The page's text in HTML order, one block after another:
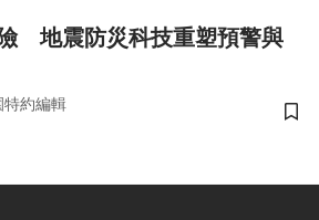
地震防災科技重塑預警與
特約編輯
儲